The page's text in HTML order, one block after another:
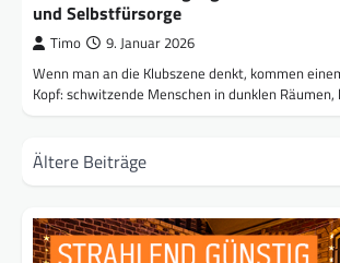
und Selbstfürsorge
Timo 9. Januar 2026
Wenn man an die Klubszene denkt, kommen
Kopf: schwitzende Menschen in dunklen
Beitragsnavigation
Ältere Beiträge